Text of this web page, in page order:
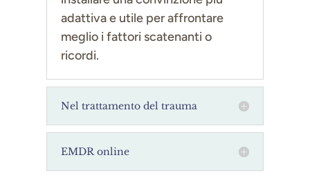
adattiva e utile per affrontare
meglio i fattori scatenanti o
ricordi.
Nel trattamento del trauma
EMDR online